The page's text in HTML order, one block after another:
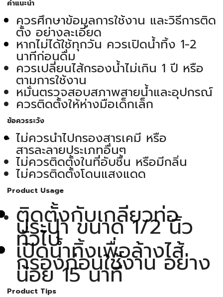
คำแนะนำ
ควรศึกษาข้อมูลการใช้งาน และวิธีการติด
ตั้ง อย่างละเอียด
หากไม่ได้ใช้ทุกวัน ควรเปิดน้ำทิ้ง 1-2
นาทีก่อนดื่ม
ควรเปลี่ยนไส้กรองน้ำไม่เกิน 1 ปี หรือ
ตามการใช้งาน
หมั่นตรวจสอบสภาพสายน้ำและอุปกรณ์
ควรติดตั้งให้ห่างมือเด็กเล็ก
ข้อควรระวัง
ไม่ควรนำไปกรองสารเคมี หรือ
สารละลายประเภทอื่นๆ
ไม่ควรติดตั้งในที่อับชื้น หรือมีกลิ่น
ไม่ควรติดตั้งโดนแสงแดด
Product Usage
ติดตั้งกับเกลียวท่อ
ประปา ขนาด 1/2 นิ้ว
ทั่วไป
เปิดน้ำทิ้งเพื่อล้างไส้
กรองก่อนใช้งาน อย่าง
น้อย 15 นาที
Product Tips